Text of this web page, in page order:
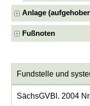
Anlage
Fußnoten
Fundstelle und
SächsGVBl. 2004